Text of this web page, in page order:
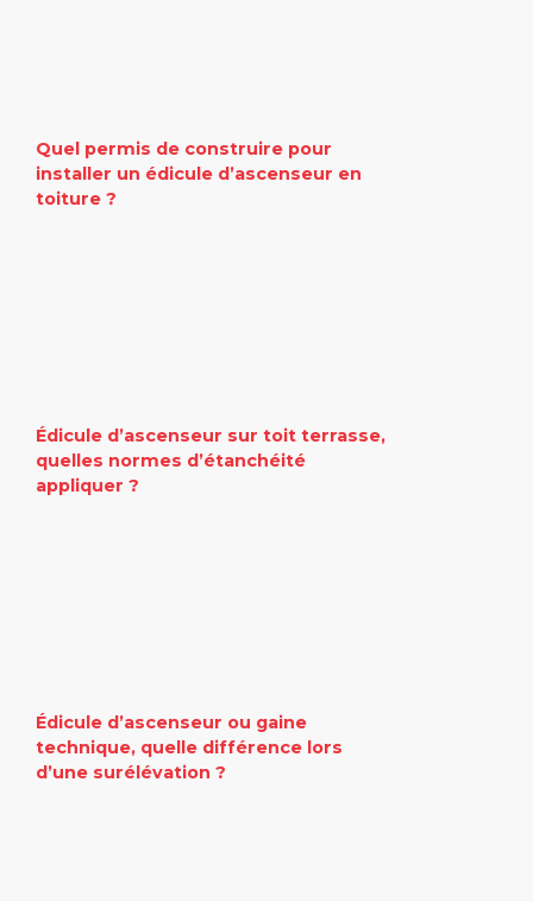
Quel permis de construire pour
installer un édicule d’ascenseur en
toiture ?
Édicule d’ascenseur sur toit terrasse,
quelles normes d’étanchéité
appliquer ?
Édicule d’ascenseur ou gaine
technique, quelle différence lors
d’une surélévation ?